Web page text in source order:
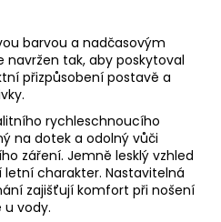
barvou a nadčasovým
navržen tak, aby poskytoval
přizpůsobení postavě a
rychleschnoucího
na dotek a odolný vůči
záření. Jemně lesklý vzhled
charakter. Nastavitelná
zajišťují komfort při nošení
vody.